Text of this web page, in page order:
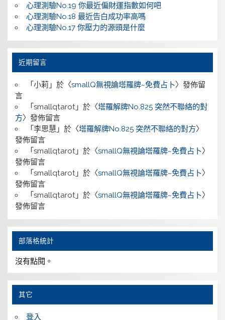
心理測驗No.19 你最近偏財運指數如何吧
心理測驗No.18 最近告白成功率高嗎
心理測驗No.17 你壓力的源頭是什麼
近期留言
「 小莉」於〈smallQ無視論塔羅牌~免費占卜〉發佈留
言
「 smallqtarot」於〈塔羅解牌No.825 突然不聯絡的對
方〉發佈留言
「 李思慧」於〈塔羅解牌No.825 突然不聯絡的對方〉
發佈留言
「 smallqtarot」於〈smallQ無視論塔羅牌~免費占卜〉
發佈留言
「 smallqtarot」於〈smallQ無視論塔羅牌~免費占卜〉
發佈留言
「 smallqtarot」於〈smallQ無視論塔羅牌~免費占卜〉
發佈留言
部落格統計
沒有點閱。
其它
登入